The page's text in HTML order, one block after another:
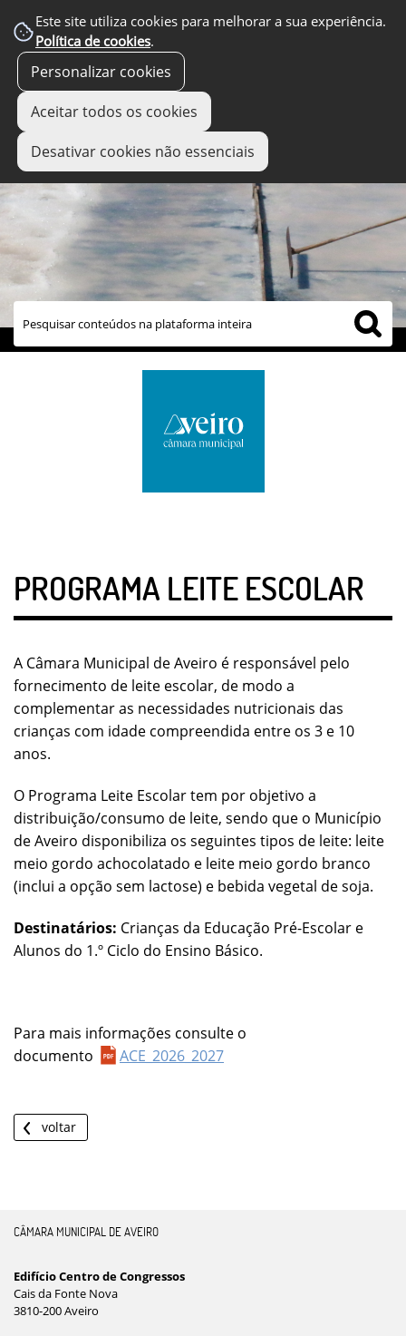
Este site utiliza cookies para melhorar a sua experiência.
Política de cookies.
Personalizar cookies
Aceitar todos os cookies
Desativar cookies não essenciais
links úteis
PROGRAMA LEITE ESCOLAR
A Câmara Municipal de Aveiro é responsável pelo
fornecimento de leite escolar, de modo a
complementar as necessidades nutricionais das
crianças com idade compreendida entre os 3 e 10
anos.
O Programa Leite Escolar tem por objetivo a
distribuição/consumo de leite, sendo que o Município
de Aveiro disponibiliza os seguintes tipos de leite: leite
meio gordo achocolatado e leite meio gordo branco
(inclui a opção sem lactose) e bebida vegetal de soja.
Destinatários: Crianças da Educação Pré-Escolar e
Alunos do 1.º Ciclo do Ensino Básico.
Para mais informações consulte o
documento
ACE_2026_2027
voltar
CÂMARA MUNICIPAL DE AVEIRO
Edifício Centro de Congressos
Cais da Fonte Nova
3810-200 Aveiro